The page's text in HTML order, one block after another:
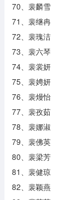
70、裴麟雪
71、裴继冉
72、裴瑰洁
73、裴六琴
74、裴裳妍
75、裴娉妍
76、裴熳怡
77、裴孜茹
78、裴娜淑
79、裴佛英
80、裴梁芳
81、裴健琼
82、裴颖燕